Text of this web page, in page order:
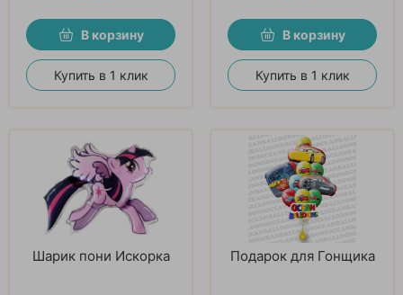
В корзину
Купить в 1 клик
В корзину
Купить в 1 клик
Шарик пони Искорка Подарок для Гонщика